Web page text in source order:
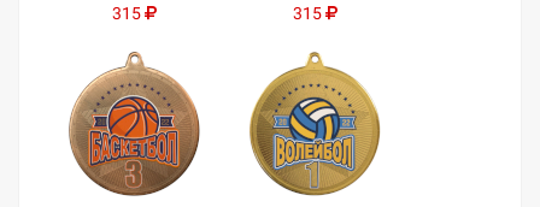
315
315